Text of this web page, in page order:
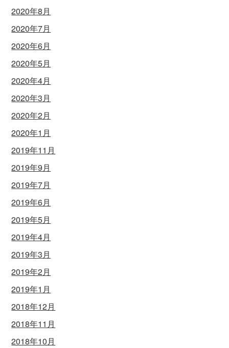
2020年8月
2020年7月
2020年6月
2020年5月
2020年4月
2020年3月
2020年2月
2020年1月
2019年11月
2019年9月
2019年7月
2019年6月
2019年5月
2019年4月
2019年3月
2019年2月
2019年1月
2018年12月
2018年11月
2018年10月